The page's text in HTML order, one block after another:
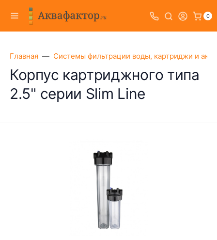
0
Главная Системы фильтрации воды, картриджи и
Корпус картриджного типа
2.5" серии Slim Line